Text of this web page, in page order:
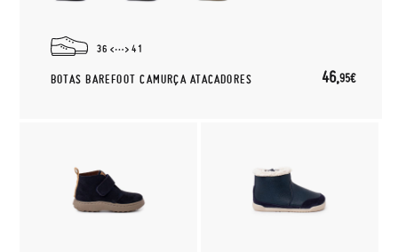
36 41
BOTAS BAREFOOT CAMURÇA ATACADORES 46,95€